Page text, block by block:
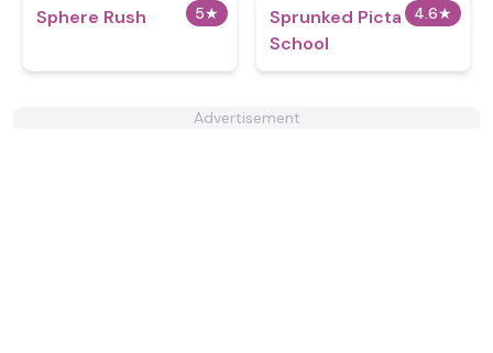
5★
Sphere Rush 4.6★
Sprunked Picta
School
Advertisement